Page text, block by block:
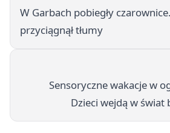
W Garbach pobiegły
przyciągnął tłumy
Sensoryczne wakacje w
Dzieci wejdą w świat